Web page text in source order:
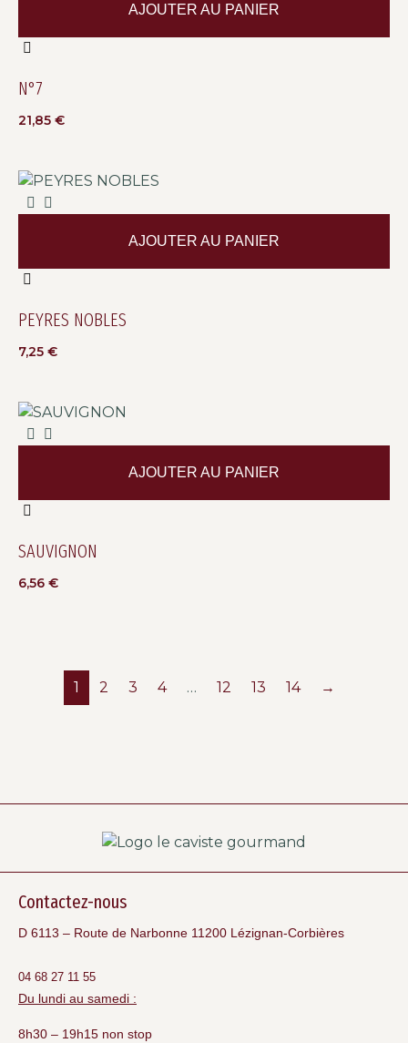
N°7
21,85 €
AJOUTER AU PANIER
PEYRES NOBLES
7,25 €
AJOUTER AU PANIER
SAUVIGNON
6,56 €
AJOUTER AU PANIER
1 2 3 4 … 12 13 14 →
Contactez-nous
D 6113 – Route de Narbonne 11200 Lézignan-Corbières
04 68 27 11 55
Du lundi au samedi :
8h30 – 19h15 non stop